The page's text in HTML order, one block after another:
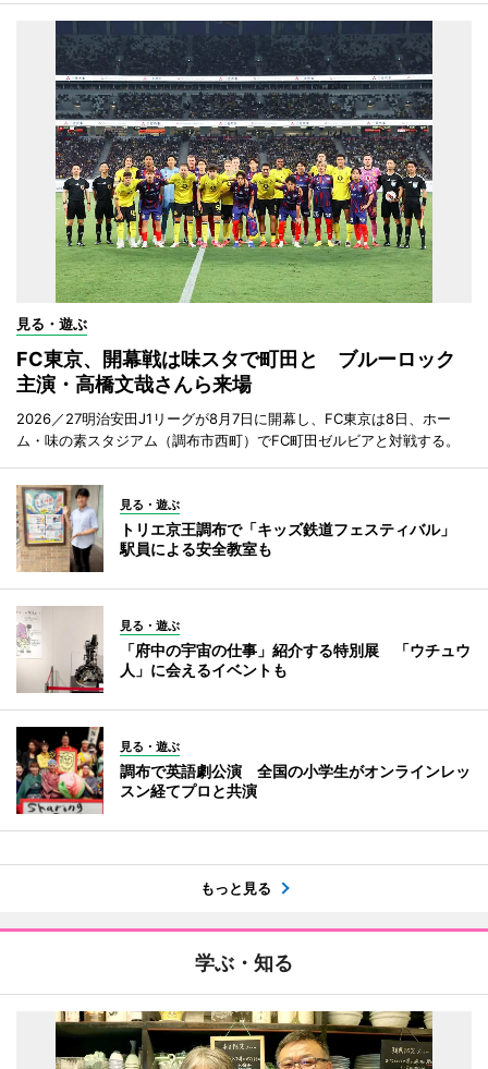
見る・遊ぶ
FC東京、開幕戦は味スタで町田と ブルーロック
主演・高橋文哉さんら来場
2026／27明治安田J1リーグが8月7日に開幕し、FC東京は8日、ホー
ム・味の素スタジアム（調布市西町）でFC町田ゼルビアと対戦する。
見る・遊ぶ
トリエ京王調布で「キッズ鉄道フェスティバル」
駅員による安全教室も
見る・遊ぶ
「府中の宇宙の仕事」紹介する特別展 「ウチュウ
人」に会えるイベントも
見る・遊ぶ
調布で英語劇公演 全国の小学生がオンラインレッ
スン経てプロと共演
もっと見る
学ぶ・知る